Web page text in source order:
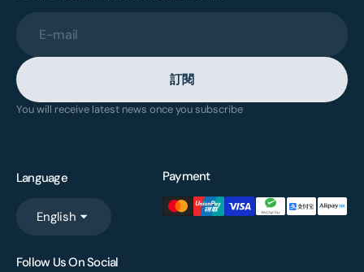
E-mail
訂閱
You will receive latest news once you subscribe
Language
English
Payment
Follow Us On Social